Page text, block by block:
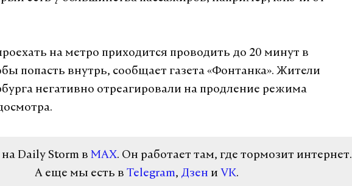
на метро приходится проводить до 20 минут в
попасть внутрь, сообщает газета «Фонтанка». Жители
негативно отреагировали на продление режима
Daily Storm в MAX. Он работает там, где тормозит интернет.
А еще мы есть в Telegram, Дзен и VK.